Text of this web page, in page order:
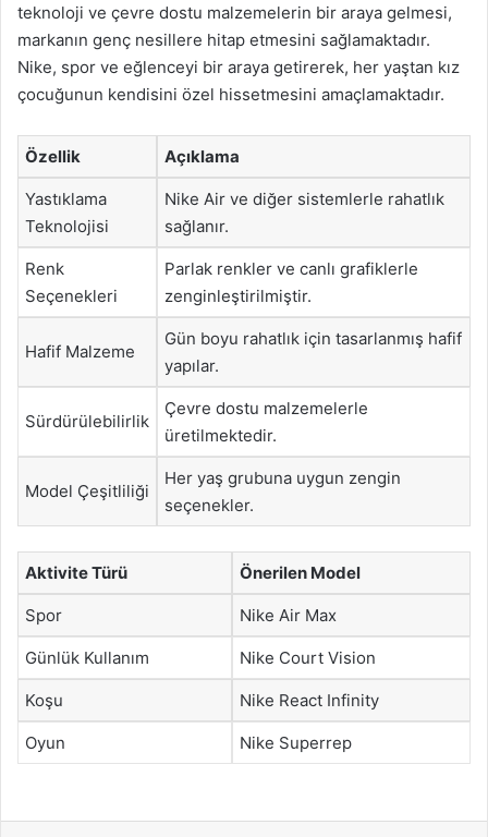
teknoloji ve çevre dostu malzemelerin bir araya gelmesi,
markanın genç nesillere hitap etmesini sağlamaktadır.
Nike, spor ve eğlenceyi bir araya getirerek, her yaştan kız
çocuğunun kendisini özel hissetmesini amaçlamaktadır.
Özellik Açıklama
Yastıklama
Teknolojisi
Nike Air ve diğer sistemlerle rahatlık
sağlanır.
Renk
Seçenekleri
Parlak renkler ve canlı grafiklerle
zenginleştirilmiştir.
Hafif Malzeme
Gün boyu rahatlık için tasarlanmış hafif
yapılar.
Sürdürülebilirlik
Çevre dostu malzemelerle
üretilmektedir.
Model Çeşitliliği
Her yaş grubuna uygun zengin
seçenekler.
Aktivite Türü Önerilen Model
Spor Nike Air Max
Günlük Kullanım Nike Court Vision
Koşu Nike React Infinity
Oyun Nike Superrep